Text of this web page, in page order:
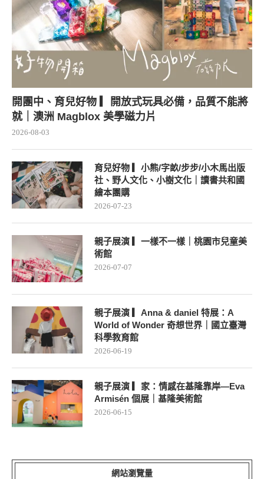
開團中、育兒好物 ▎開放式玩具必備，品質不能將
就｜澳洲 Magblox 美學磁力片
2026-08-03
育兒好物 ▎小熊/字畝/步步/小木馬出版
社、野人文化、小樹文化｜讀書共和國
繪本團購
2026-07-23
親子展演 ▎一樣不一樣｜桃園市兒童美
術館
2026-07-07
親子展演 ▎Anna & daniel 特展：A
World of Wonder 奇想世界｜國立臺灣
科學教育館
2026-06-19
親子展演 ▎家：情感在基隆靠岸—Eva
Armisén 個展｜基隆美術館
2026-06-15
網站瀏覽量